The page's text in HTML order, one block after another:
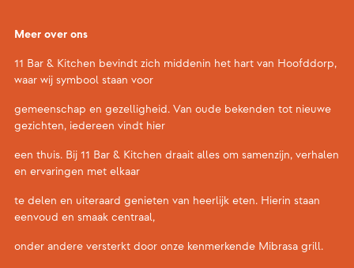
Meer over ons
11 Bar & Kitchen bevindt zich middenin het hart van Hoofddorp,
waar wij symbool staan voor
gemeenschap en gezelligheid. Van oude bekenden tot nieuwe
gezichten, iedereen vindt hier
een thuis. Bij 11 Bar & Kitchen draait alles om samenzijn, verhalen
en ervaringen met elkaar
te delen en uiteraard genieten van heerlijk eten. Hierin staan
eenvoud en smaak centraal,
onder andere versterkt door onze kenmerkende Mibrasa grill.